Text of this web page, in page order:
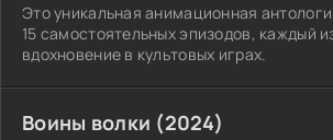
Это уникальная анимационная
15 самостоятельных эпизодов, каждый
вдохновение в культовых играх.
Воины волки (2024)